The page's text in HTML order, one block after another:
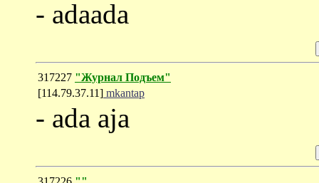
- adaada
317227 "Журнал Подъем"
[114.79.37.11] mkantap
- ada aja